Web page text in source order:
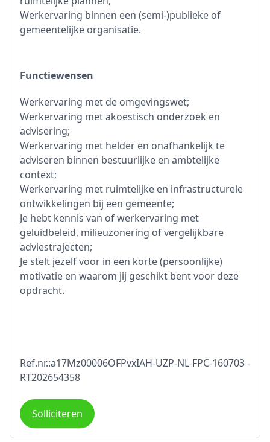
Werkervaring binnen een (semi-)publieke of
gemeentelijke organisatie.
Functiewensen
Werkervaring met de omgevingswet;
Werkervaring met akoestisch onderzoek en
advisering;
Werkervaring met helder en onafhankelijk te
adviseren binnen bestuurlijke en ambtelijke
context;
Werkervaring met ruimtelijke en infrastructurele
ontwikkelingen bij een gemeente;
Je hebt kennis van of werkervaring met
geluidbeleid, milieuzonering of vergelijkbare
adviestrajecten;
Je stelt jezelf voor in een korte (persoonlijke)
motivatie en waarom jij geschikt bent voor deze
opdracht.
Ref.nr.:a17Mz00006OFPvxIAH-UZP-NL-FPC-160703 -
RT202654358
Solliciteren